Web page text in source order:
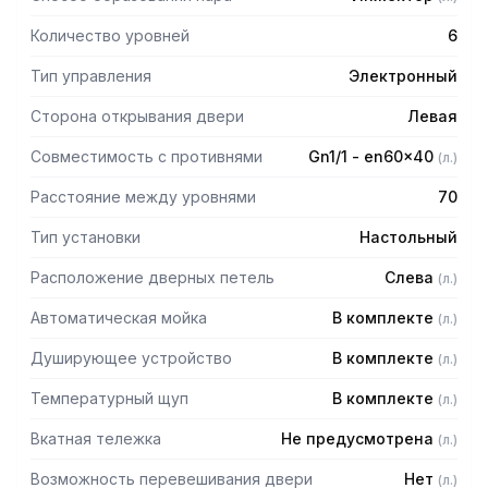
управлением
— Самодиагностика с интеллектуальным отображением
неисправностей
— Подключение USB
Панель управления:
— Буквенно-цифровой светодиодный дисплей высокой
функции Autoclima, времени и температуры в сердцевине
отображения избранных программ, предустановленных
программ, вентиляции, автоматической мойки, меню,
настроек
— Рукоятки SCROLLER с функцией Scroll (прокрутка) и Push
(нажатие) для подтверждения выбора
— Светодиодные планки для отображения температуры
сердцевине
проверенными программами приготовления в памяти,
Количество уровней 6
Тип управления Электронный
Сторона открывания двери Левая
Совместимость с противнями Gn1/1 - en60x40 (л.)
Расстояние между уровнями 70
Тип установки Настольный
Расположение дверных петель Слева (л.)
Автоматическая мойка В комплекте (л.)
Душирующее устройство В комплекте (л.)
Температурный щуп В комплекте (л.)
Вкатная тележка Не предусмотрена (л.)
Возможность перевешивания двери Нет (л.)